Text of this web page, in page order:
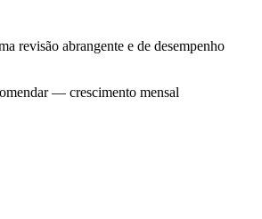
revisão abrangente e de desempenho
— crescimento mensal